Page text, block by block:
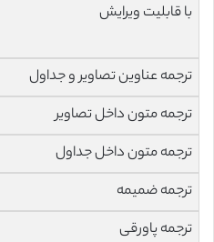
با قابلیت ویرایش
ترجمه عناوین تصاویر و جداول
ترجمه متون داخل تصاویر
ترجمه متون داخل جداول
ترجمه ضمیمه
ترجمه پاورقی